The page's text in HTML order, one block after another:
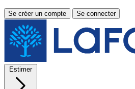
Se créer un compte Se connecter
Estimer